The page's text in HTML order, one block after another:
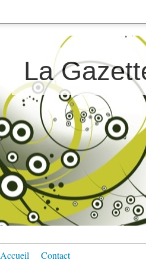
La
Accueil Contact